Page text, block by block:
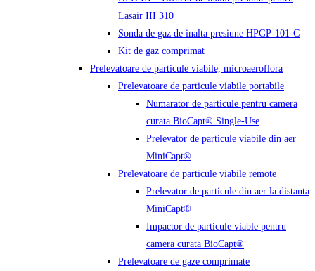
Lasair III 310
Sonda de gaz de inalta presiune HPGP-101-C
Kit de gaz comprimat
Prelevatoare de particule viabile, microaeroflora
Prelevatoare de particule viabile portabile
Numarator de particule pentru camera
curata BioCapt® Single-Use
Prelevator de particule viabile din aer
MiniCapt®
Prelevatoare de particule viabile remote
Prelevator de particule din aer la distanta
MiniCapt®
Impactor de particule viable pentru
camera curata BioCapt®
Prelevatoare de gaze comprimate